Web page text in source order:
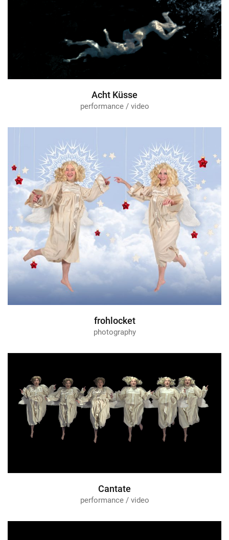
Acht Küsse
performance / video
frohlocket
photography
Cantate
performance / video